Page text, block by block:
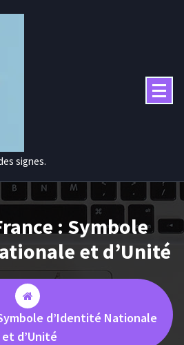
signes.
: Symbole
et d’Unité
d’Identité Nationale
et d’Unité